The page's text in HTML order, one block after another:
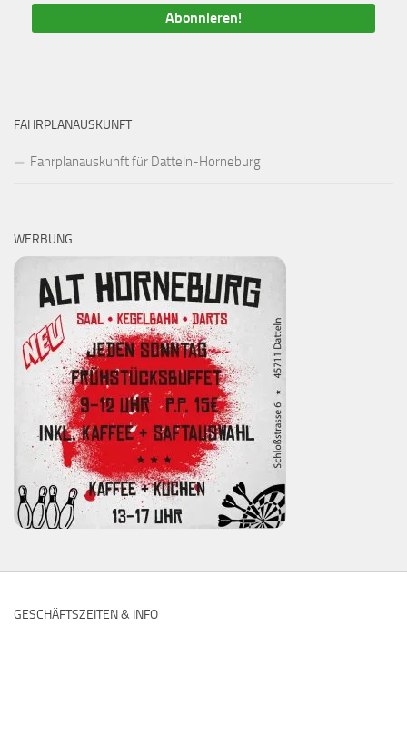
FAHRPLANAUSKUNFT
Fahrplanauskunft für Datteln-Horneburg
WERBUNG
GESCHÄFTSZEITEN & INFO